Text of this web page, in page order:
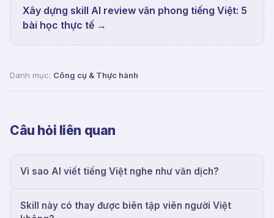
Xây dựng skill AI review văn phong tiếng Việt: 5
bài học thực tế →
Danh mục: Công cụ & Thực hành
Câu hỏi liên quan
Vì sao AI viết tiếng Việt nghe như văn dịch?
Skill này có thay được biên tập viên người Việt